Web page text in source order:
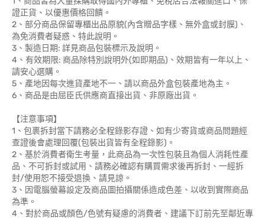
證正貨、以優惠價格回饋。
2、部分商品保留專櫃出品原貌(內含贈品字樣、無外盒或封膜)、
為免消費者疑惑、特此說明。
3、製造日期: 詳見商品包裝標示及說明。
4、有效期限: 商品除特別說明外(如即期品)、效期皆有一年以上、
請安心選購。
5、產地因每次進貨產地不一、請以商品外盒包裝產地為主。
6、商品是由屈臣氏供應商直接出貨、非原廠出貨。
【注意事項】
1、包裹拆封當下請務必全程錄影存證、如有少寄貨或商品問題經
查證後會處理回覆(包裝出貨皆有全程錄影)。
2、基於消費者衛生考量，此商品為一次性包裝且為個人消耗性產
品、不可拆封或試用、請務必確認有購買需求後再拆封、一經拆
封/使用恕不接受退換、請見諒。
3、因電腦螢幕設定及商品圖拍攝關係造成色差、以收到實際商品
為準。
4、對於商品或顏色/色號有疑慮的消費者、建議下訂前先至鄰近專